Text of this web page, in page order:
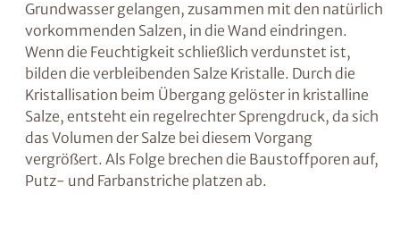
Durch hygroskopische Feuchte entsteht eine Sprengwirkung
der Salze
Hygroskopische Feuchteentsteht, wenn
Chloride und Nitrate, die über Tausalz und
Ratgeber „Sofort-Tipps gegen
Feuchtigkeit“
– jetzt kostenlos
herunterladen!